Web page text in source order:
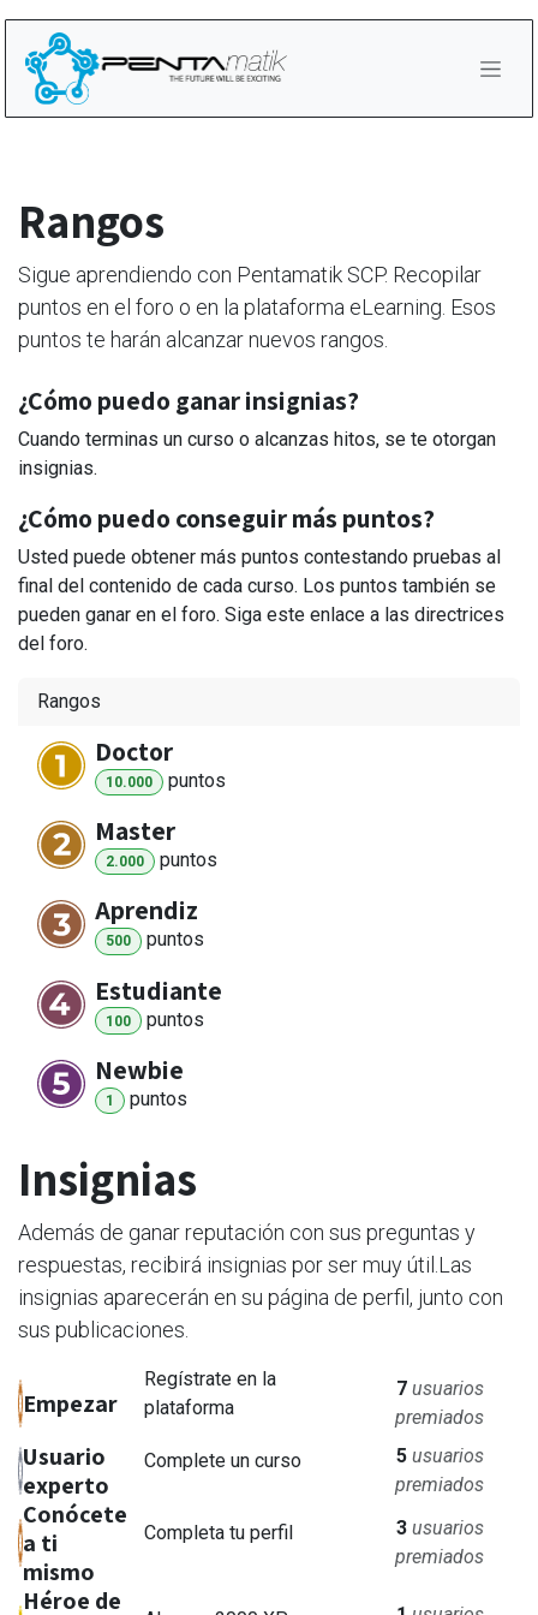
Rangos
Sigue aprendiendo con Pentamatik SCP. Recopilar
puntos en el foro o en la plataforma eLearning. Esos
puntos te harán alcanzar nuevos rangos.
¿Cómo puedo ganar insignias?
Cuando terminas un curso o alcanzas hitos, se te otorgan
insignias.
¿Cómo puedo conseguir más puntos?
Usted puede obtener más puntos contestando pruebas al
final del contenido de cada curso. Los puntos también se
pueden ganar en el foro. Siga este enlace a las directrices
del foro.
Rangos
Doctor
10.000 puntos
Master
2.000 puntos
Aprendiz
500 puntos
Estudiante
100 puntos
Newbie
1 puntos
Insignias
Además de ganar reputación con sus preguntas y
respuestas, recibirá insignias por ser muy útil. Las
insignias aparecerán en su página de perfil, junto con
sus publicaciones.
Empezar
Regístrate en la
plataforma
7 usuarios
premiados
Usuario
experto
Complete un curso 5 usuarios
premiados
Conócete
a ti
mismo
Completa tu perfil 3 usuarios
premiados
Héroe de